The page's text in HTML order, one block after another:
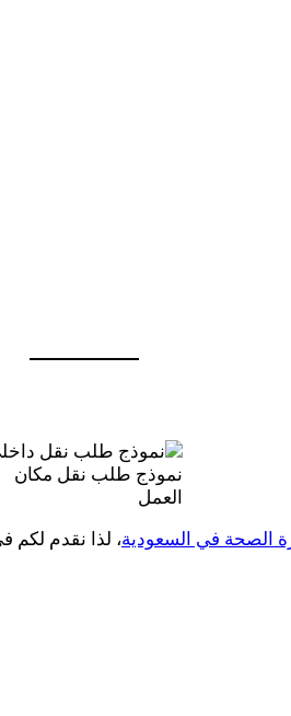
نموذج طلب نقل مكان
العمل
الصحة في السعودية، لذا نقدم لكم